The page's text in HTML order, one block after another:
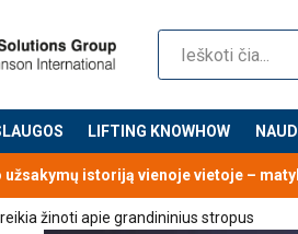
LIFTING KNOWHOW
istoriją vienoje vietoje –
žinoti apie grandininius stropus